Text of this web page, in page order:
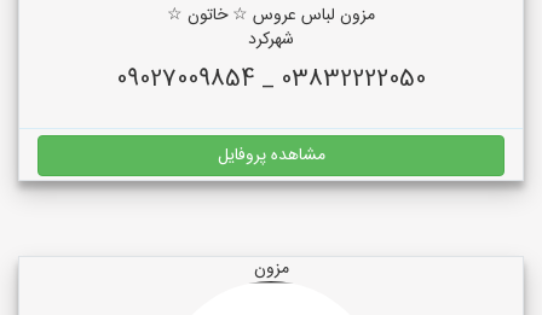
مزون لباس عروس ☆ خاتون ☆
شهرکرد
03832222050 _ 09027009854
مشاهده پروفایل
مزون